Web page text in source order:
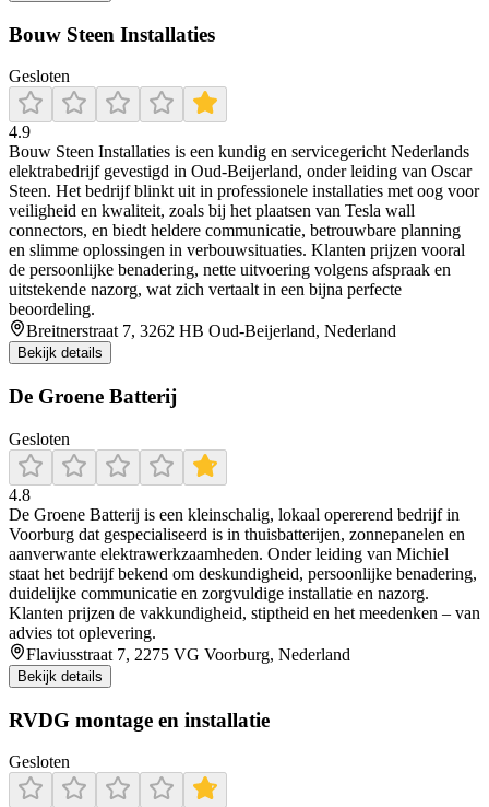
Bouw Steen Installaties
Gesloten
4.9
Bouw Steen Installaties is een kundig en servicegericht Nederlands
elektrabedrijf gevestigd in Oud-Beijerland, onder leiding van Oscar
Steen. Het bedrijf blinkt uit in professionele installaties met oog voor
veiligheid en kwaliteit, zoals bij het plaatsen van Tesla wall
connectors, en biedt heldere communicatie, betrouwbare planning
en slimme oplossingen in verbouwsituaties. Klanten prijzen vooral
de persoonlijke benadering, nette uitvoering volgens afspraak en
uitstekende nazorg, wat zich vertaalt in een bijna perfecte
beoordeling.
Breitnerstraat 7, 3262 HB Oud-Beijerland, Nederland
Bekijk details
De Groene Batterij
Gesloten
4.8
De Groene Batterij is een kleinschalig, lokaal opererend bedrijf in
Voorburg dat gespecialiseerd is in thuisbatterijen, zonnepanelen en
aanverwante elektrawerkzaamheden. Onder leiding van Michiel
staat het bedrijf bekend om deskundigheid, persoonlijke benadering,
duidelijke communicatie en zorgvuldige installatie en nazorg.
Klanten prijzen de vakkundigheid, stiptheid en het meedenken – van
advies tot oplevering.
Flaviusstraat 7, 2275 VG Voorburg, Nederland
Bekijk details
RVDG montage en installatie
Gesloten